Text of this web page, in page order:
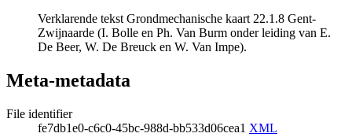
Verklarende tekst Grondmechanische kaart 22.1.8 Gent-
Zwijnaarde (I. Bolle en Ph. Van Burm onder leiding van E.
De Beer, W. De Breuck en W. Van Impe).
Meta-metadata
File identifier
fe7db1e0-c6c0-45bc-988d-bb533d06cea1 XML